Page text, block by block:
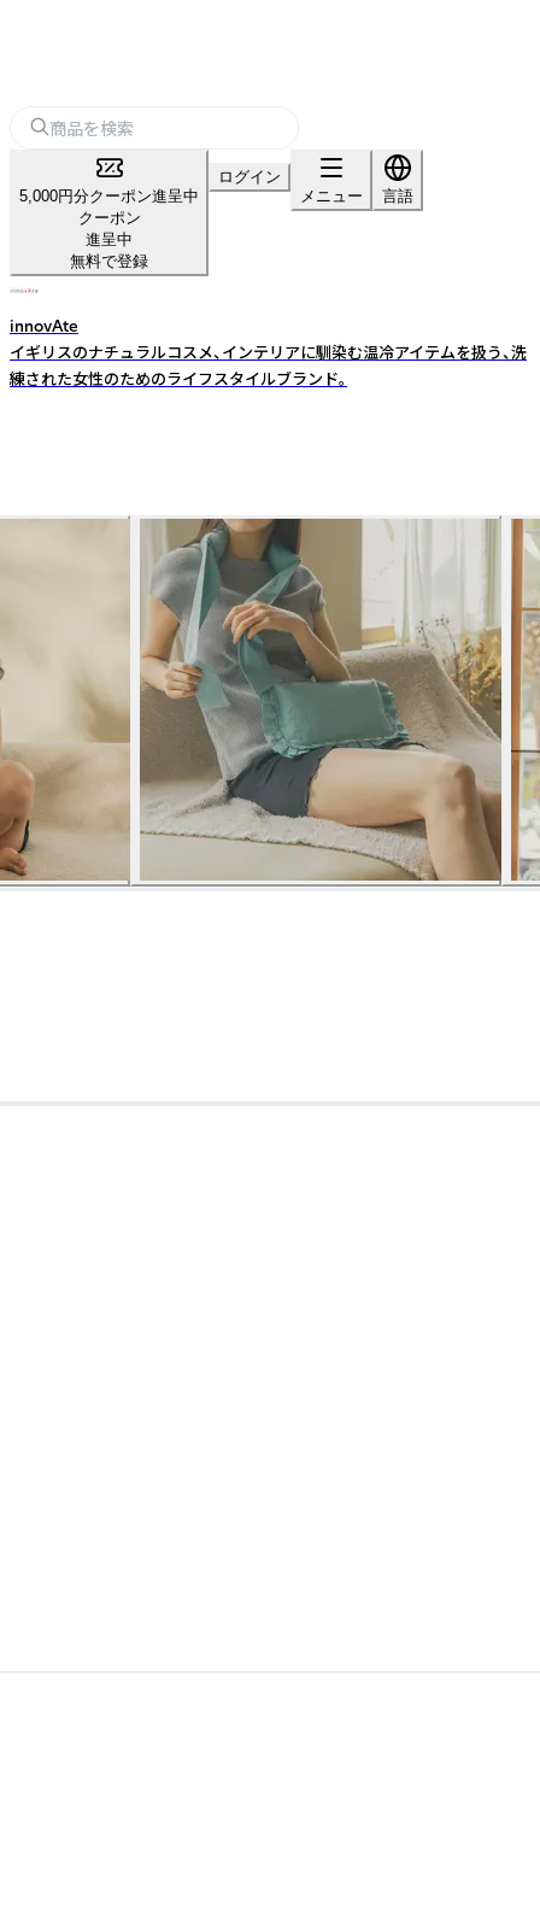
5,000円分クーポン進呈中
クーポン
進呈中
無料で登録
ログイン
メニュー
言語
innovAte
イギリスのナチュラルコスメ、インテリアに馴染む温冷アイテムを扱う、洗
練された女性のためのライフスタイルブランド。